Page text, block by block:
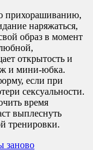
прихорашиванию,
наряжаться,
образ в момент
открытость и
и мини-юбка.
если при
сексуальности.
время
выплеснуть
тренировки.
заново